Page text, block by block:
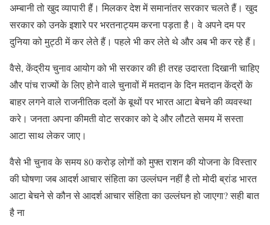
अम्बानी तो खुद व्यापारी हैं। मिलकर देश में समानांतर सरकार चलते हैं। खुद
सरकार को उनके इशारे पर भरतनाट्यम करना पड़ता है। वे अपने दम पर
दुनिया को मुट्ठी में कर लेते हैं। पहले भी कर लेते थे और अब भी कर रहे हैं।
वैसे, केंद्रीय चुनाव आयोग को भी सरकार की ही तरह उदारता दिखानी चाहिए
और पांच राज्यों के लिए होने वाले चुनावों में मतदान के दिन मतदान केंद्रों के
बाहर लगने वाले राजनीतिक दलों के बूथों पर भारत आटा बेचने की व्यवस्था
करे। जनता अपना कीमती वोट सरकार को दे और लौटते समय में सस्ता
आटा साथ लेकर जाए।
वैसे भी चुनाव के समय 80 करोड़ लोगों को मुफ्त राशन की योजना के विस्तार
की घोषणा जब आदर्श आचार संहिता का उल्लंघन नहीं है तो मोदी ब्रांड भारत
आटा बेचने से कौन से आदर्श आचार संहिता का उल्लंघन हो जाएगा? सही बात
है ना